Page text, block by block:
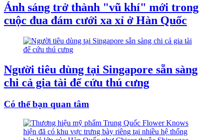
Ánh sáng trở thành "vũ khí" mới trong
cuộc đua đám cưới xa xỉ ở Hàn Quốc
Người tiêu dùng tại Singapore sẵn sàng
chi cả gia tài để cứu thú cưng
Có thể bạn quan tâm